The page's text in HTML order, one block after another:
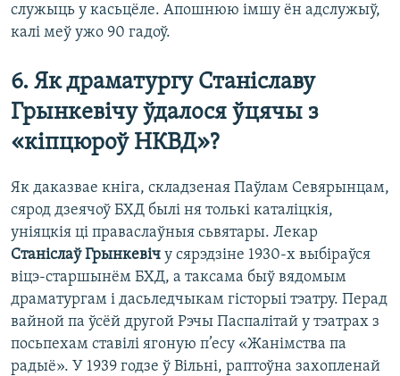
служыць у касьцёле. Апошнюю імшу ён адслужыў,
калі меў ужо 90 гадоў.
6. Як драматургу Станіславу
Грынкевічу ўдалося ўцячы з
«кіпцюроў НКВД»?
Як даказвае кніга, складзеная Паўлам Севярынцам,
сярод дзеячоў БХД былі ня толькі каталіцкія,
уніяцкія ці праваслаўныя сьвятары. Лекар
Станіслаў Грынкевіч у сярэдзіне 1930-х выбіраўся
віцэ-старшынём БХД, а таксама быў вядомым
драматургам і дасьледчыкам гісторыі тэатру. Перад
вайной па ўсёй другой Рэчы Паспалітай у тэатрах з
посьпехам ставілі ягоную п’есу «Жанімства па
радыё». У 1939 годзе ў Вільні, раптоўна захопленай